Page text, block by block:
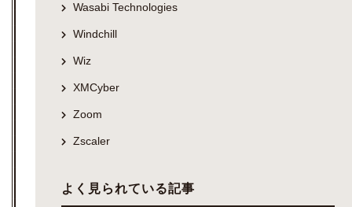
Wasabi Technologies
Windchill
Wiz
XMCyber
Zoom
Zscaler
よく見られている記事